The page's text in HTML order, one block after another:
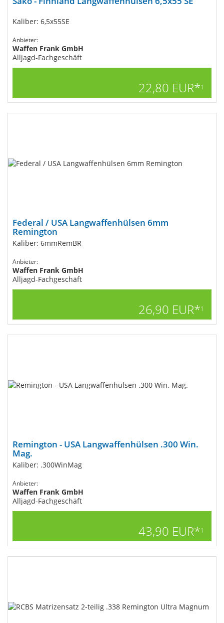
Kaliber: 6,5x55SE
Anbieter:
Waffen Frank GmbH
Alljagd-Fachgeschäft
22,80 EUR*1
Federal / USA Langwaffenhülsen 6mm
Remington
Kaliber: 6mmRemBR
Anbieter:
Waffen Frank GmbH
Alljagd-Fachgeschäft
26,90 EUR*1
Remington - USA Langwaffenhülsen .300 Win.
Mag.
Kaliber: .300WinMag
Anbieter:
Waffen Frank GmbH
Alljagd-Fachgeschäft
43,90 EUR*1